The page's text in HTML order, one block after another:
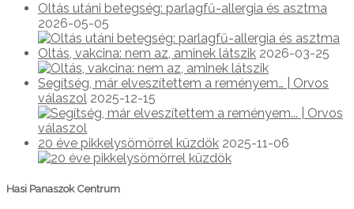
Oltás utáni betegség: parlagfű-allergia és asztma
2026-05-05
Oltás, vakcina: nem az, aminek látszik 2026-03-25
Segítség, már elveszítettem a reményem… | Orvos
válaszol 2025-12-15
20 éve pikkelysömörrel küzdök 2025-11-06
Hasi Panaszok Centrum